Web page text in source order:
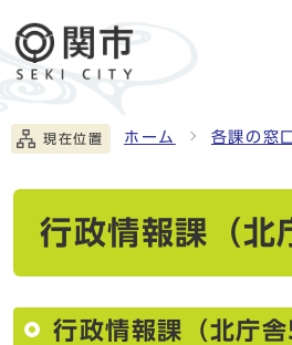
現在位置 ホーム 各課の窓
行政情報課（北
行政情報課（北庁